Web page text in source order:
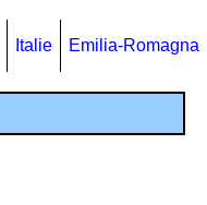
Italie Emilia-Romagna